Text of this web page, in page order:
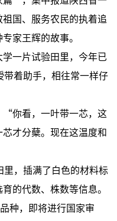
国、服务农民的执着追
家王辉的故事。
一片试验田里，今年已
带着助手，相往常一样仔
你看，一叶带一芯，这
才分蘖。现在这温度和
，插满了白色的材料标
的代数、株数等信息。
种，即将进行国家审